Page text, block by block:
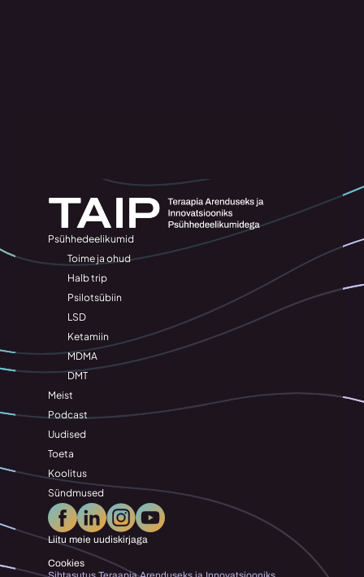
Psühhedeelikumid
Toime ja ohud
Halb trip
Psilotsübiin
LSD
Ketamiin
MDMA
DMT
Meist
Podcast
Uudised
Toeta
Koolitus
Sündmused
Liitu meie uudiskirjaga
Cookies